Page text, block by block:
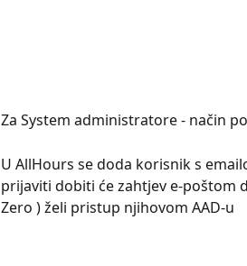
Za System administratore - način
U AllHours se doda korisnik s
prijaviti dobiti će zahtjev e-poštom
Zero ) želi pristup njihovom AAD-u